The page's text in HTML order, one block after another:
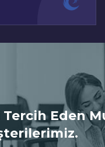
Tercih Eden